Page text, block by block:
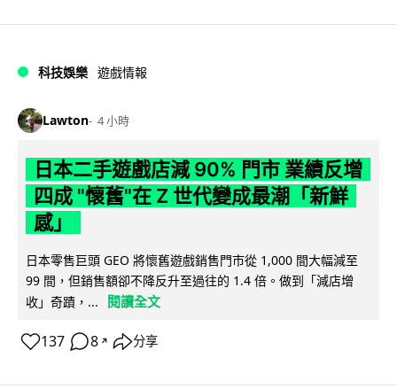
科技娛樂 遊戲情報
Lawton 4 小時
日本二手遊戲店減 90% 門市 業績反增
四成 "懷舊"在 Z 世代變成最潮「新鮮
感」
日本零售巨頭 GEO 將懷舊遊戲銷售門市從 1,000 間大幅減至
99 間，但銷售額卻不降反升至過往的 1.4 倍。做到「減店增
收」奇蹟，...
閱讀全文
137 8 ↗ 分享